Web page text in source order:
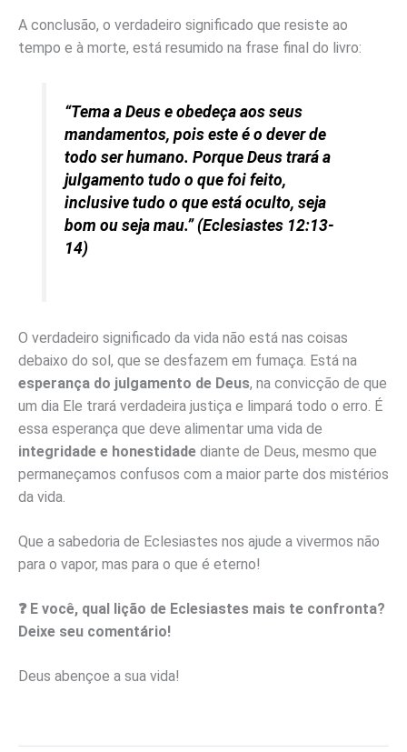
A conclusão, o verdadeiro significado que resiste ao
tempo e à morte, está resumido na frase final do livro:
“Tema a Deus e obedeça aos seus
mandamentos, pois este é o dever de
todo ser humano. Porque Deus trará a
julgamento tudo o que foi feito,
inclusive tudo o que está oculto, seja
bom ou seja mau.” (Eclesiastes 12:13-
14)
O verdadeiro significado da vida não está nas coisas
debaixo do sol, que se desfazem em fumaça. Está na
esperança do julgamento de Deus, na convicção de que
um dia Ele trará verdadeira justiça e limpará todo o erro. É
essa esperança que deve alimentar uma vida de
integridade e honestidade diante de Deus, mesmo que
permaneçamos confusos com a maior parte dos mistérios
da vida.
Que a sabedoria de Eclesiastes nos ajude a vivermos não
para o vapor, mas para o que é eterno!
❓ E você, qual lição de Eclesiastes mais te confronta?
Deixe seu comentário!
Deus abençoe a sua vida!